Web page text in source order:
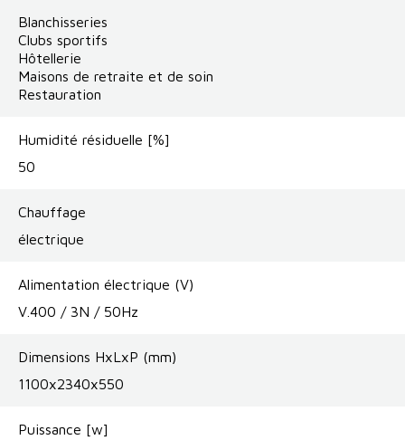
Blanchisseries
Clubs sportifs
Hôtellerie
Maisons de retraite et de soin
Restauration
Humidité résiduelle [%]
50
Chauffage
électrique
Alimentation électrique (V)
V.400 / 3N / 50Hz
Dimensions HxLxP (mm)
1100x2340x550
Puissance [w]